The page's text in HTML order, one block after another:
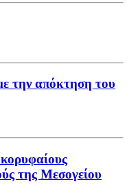
την απόκτηση του
της Μεσογείου